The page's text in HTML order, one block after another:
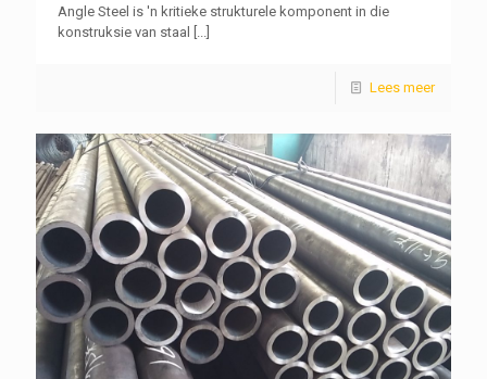
Angle Steel is 'n kritieke strukturele komponent in die
konstruksie van staal [...]
Lees meer